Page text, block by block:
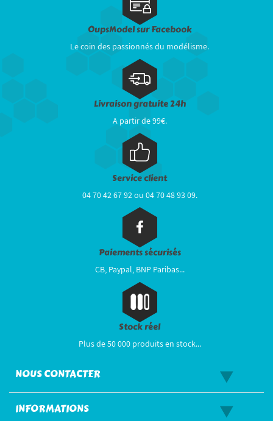
OupsModel sur Facebook
Le coin des passionnés du modélisme.
Livraison gratuite 24h
A partir de 99€.
Service client
04 70 42 67 92 ou 04 70 48 93 09.
Paiements sécurisés
CB, Paypal, BNP Paribas...
Stock réel
Plus de 50 000 produits en stock...
NOUS CONTACTER
INFORMATIONS